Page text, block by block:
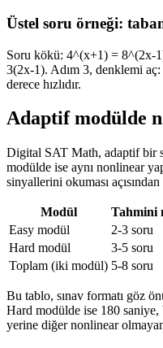
Üstel soru örneği: taban
Soru kökü: 4^(x+1) = 8^(2x-
3(2x-1). Adım 3, denklemi
derece hızlıdır.
Adaptif modülde
Digital SAT Math, adaptif bir
modülde ise aynı nonlinear
sinyallerini okuması
Modül Tahmini
Easy modül
2-3 soru
Hard modül
3-5 soru
Toplam (iki modül) 5-8 soru
Bu tablo, sınav formatı göz
Hard modülde ise 180 saniye,
yerine diğer nonlinear